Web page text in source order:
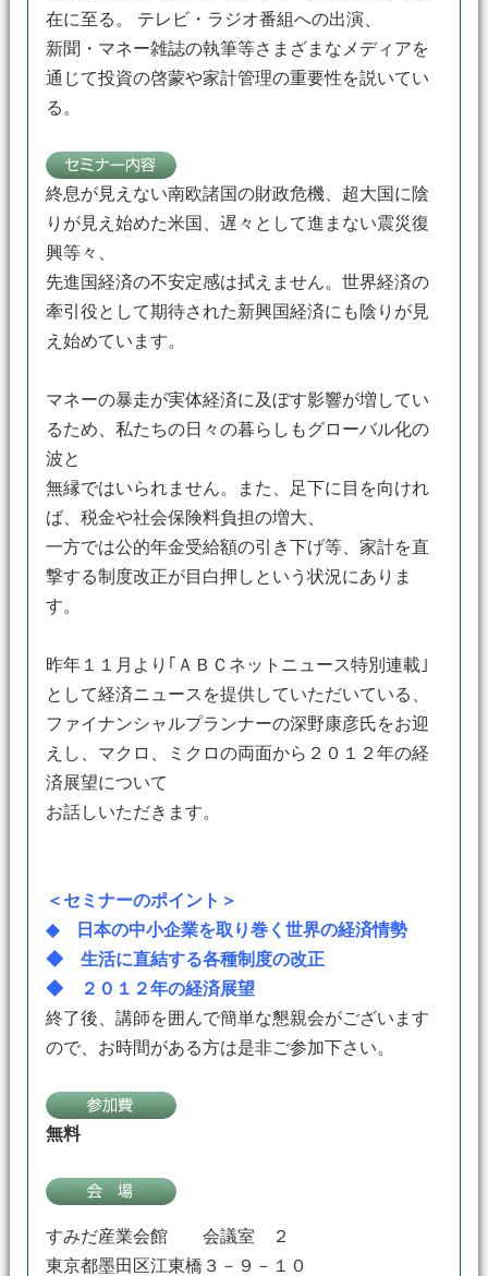
在に至る。 テレビ・ラジオ番組への出演、
新聞・マネー雑誌の執筆等さまざまなメディアを
通じて投資の啓蒙や家計管理の重要性を説いてい
る。
終息が見えない南欧諸国の財政危機、超大国に陰
りが見え始めた米国、遅々として進まない震災復
興等々、
先進国経済の不安定感は拭えません。世界経済の
牽引役として期待された新興国経済にも陰りが見
え始めています。
マネーの暴走が実体経済に及ぼす影響が増してい
るため、私たちの日々の暮らしもグローバル化の
波と
無縁ではいられません。また、足下に目を向けれ
ば、税金や社会保険料負担の増大、
一方では公的年金受給額の引き下げ等、家計を直
撃する制度改正が目白押しという状況にありま
す。
昨年１１月より｢ＡＢＣネットニュース特別連載｣
として経済ニュースを提供していただいている、
ファイナンシャルプランナーの深野康彦氏をお迎
えし、マクロ、ミクロの両面から２０１２年の経
済展望について
お話しいただきます。
＜セミナーのポイント＞
◆ 日本の中小企業を取り巻く世界の経済情勢
◆ 生活に直結する各種制度の改正
◆ ２０１２年の経済展望
終了後、講師を囲んで簡単な懇親会がございます
ので、お時間がある方は是非ご参加下さい。
無料
すみだ産業会館 会議室 ２
東京都墨田区江東橋３－９－１０